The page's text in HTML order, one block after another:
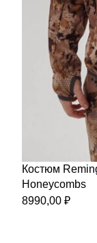
Костюм
Honeycombs
8990,00 ₽